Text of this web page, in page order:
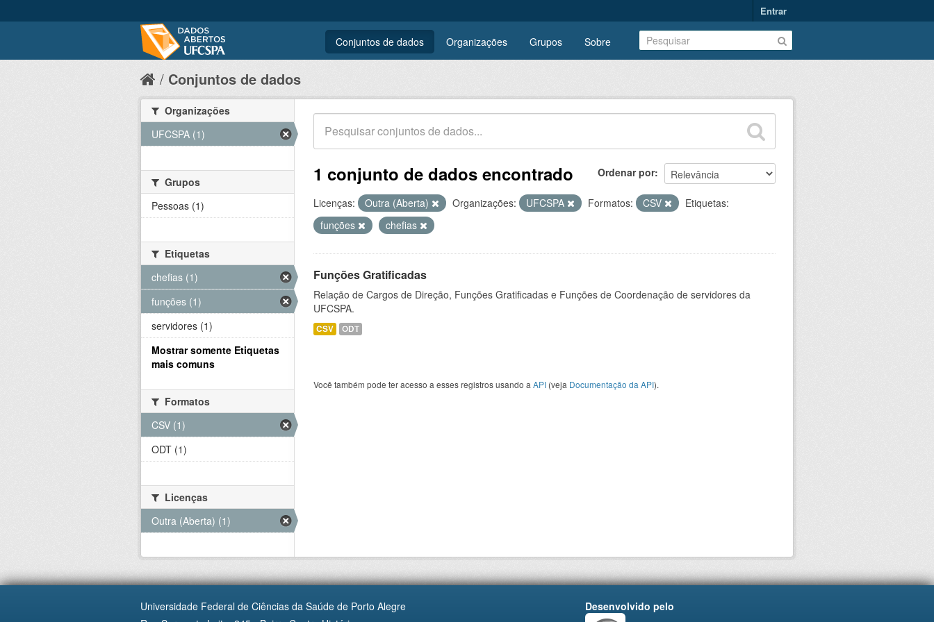
Entrar
Conjuntos de dados Organizações Grupos Sobre
Conjuntos de dados
Ordenar por
1 conjunto de dados encontrado
Licenças: Outra (Aberta) Organizações: UFCSPA Formatos: CSV
Etiquetas:
funções
chefias
Funções Gratificadas
Relação de Cargos de Direção, Funções Gratificadas e Funções de Coordenação de servidores da
UFCSPA.
CSV ODT
Você também pode ter acesso a esses registros usando a API (veja Documentação da API).
Organizações
UFCSPA (1)
Grupos
Pessoas (1)
Etiquetas
chefias (1)
funções (1)
servidores (1)
Mostrar somente Etiquetas
mais comuns
Formatos
CSV (1)
ODT (1)
Licenças
Outra (Aberta) (1)
Universidade Federal de Ciências da Saúde de Porto Alegre
Desenvolvido pelo